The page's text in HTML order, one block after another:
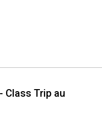
Class Trip au